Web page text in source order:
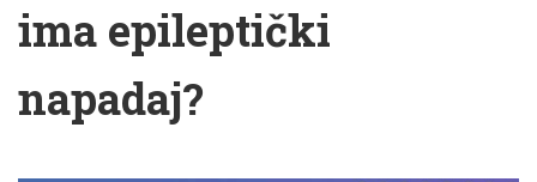
ima epileptički
napadaj?